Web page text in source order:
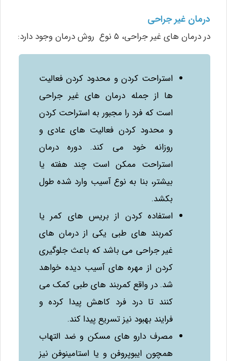
درمان غیر جراحی
در درمان‌ های غیر جراحی، ۵ نوع روش درمان وجود دارد:
استراحت کردن و محدود کردن فعالیت‌
ها از جمله درمان‌ های غیر جراحی
است که فرد را مجبور به استراحت کردن
و محدود کردن فعالیت‌ های عادی و
روزانه خود می‌ کند. دوره درمان
استراحت ممکن است چند هفته یا
بیشتر، بنا به نوع آسیب وارد شده طول
بکشد.
استفاده کردن از بریس‌ های کمر یا
کمربند های طبی یکی از درمان‌ های
غیر جراحی می‌ باشد که باعث جلوگیری
کردن از مهره‌ های آسیب دیده خواهد
شد. در واقع کمربند های طبی کمک می‌
کنند تا درد فرد کاهش پیدا کرده و
فرایند بهبود نیز تسریع پیدا کند.
مصرف دارو های مسکن و ضد التهاب
همچون ایبوپروفن و یا استامینوفن نیز